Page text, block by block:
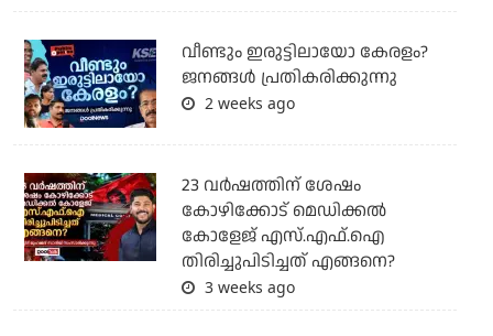
വീണ്ടും ഇരുട്ടിലായോ കേരളം?
ജനങ്ങൾ പ്രതികരിക്കുന്നു
2 weeks ago
23 വർഷത്തിന് ശേഷം
കോഴിക്കോട് മെഡിക്കൽ
കോളേജ് എസ്.എഫ്.ഐ
തിരിച്ചുപിടിച്ചത് എങ്ങനെ?
3 weeks ago